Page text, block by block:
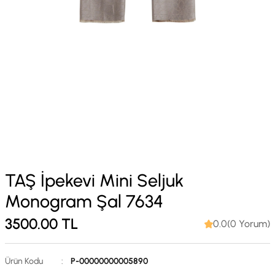
TAŞ İpekevi Mini Seljuk
Monogram Şal 7634
3500.00 TL 0.0(0 Yorum)
Ürün Kodu :
P-00000000005890